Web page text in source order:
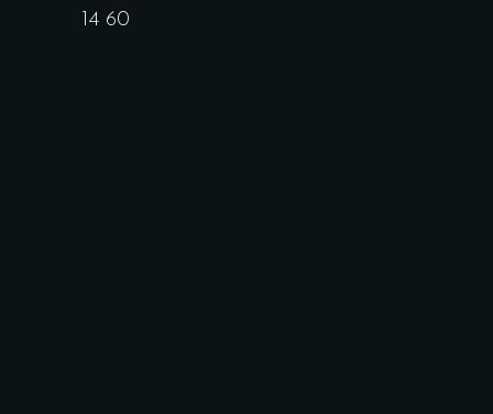
14 60